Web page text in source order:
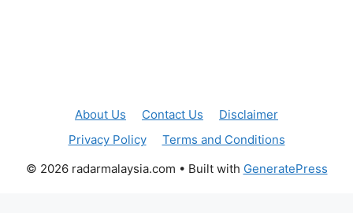
About Us Contact Us
Disclaimer
Privacy Policy
Terms and Conditions
© 2026 radarmalaysia.com • Built with GeneratePress